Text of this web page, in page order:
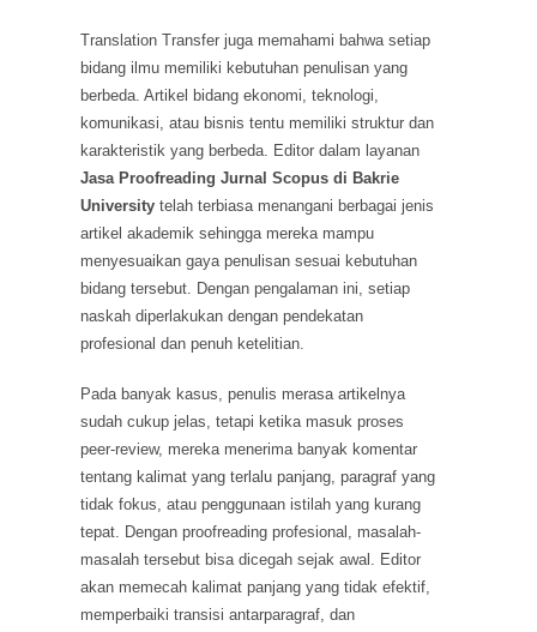
Translation Transfer juga memahami bahwa setiap
bidang ilmu memiliki kebutuhan penulisan yang
berbeda. Artikel bidang ekonomi, teknologi,
komunikasi, atau bisnis tentu memiliki struktur dan
karakteristik yang berbeda. Editor dalam layanan
Jasa Proofreading Jurnal Scopus di Bakrie
University telah terbiasa menangani berbagai jenis
artikel akademik sehingga mereka mampu
menyesuaikan gaya penulisan sesuai kebutuhan
bidang tersebut. Dengan pengalaman ini, setiap
naskah diperlakukan dengan pendekatan
profesional dan penuh ketelitian.
Pada banyak kasus, penulis merasa artikelnya
sudah cukup jelas, tetapi ketika masuk proses
peer-review, mereka menerima banyak komentar
tentang kalimat yang terlalu panjang, paragraf yang
tidak fokus, atau penggunaan istilah yang kurang
tepat. Dengan proofreading profesional, masalah-
masalah tersebut bisa dicegah sejak awal. Editor
akan memecah kalimat panjang yang tidak efektif,
memperbaiki transisi antarparagraf, dan